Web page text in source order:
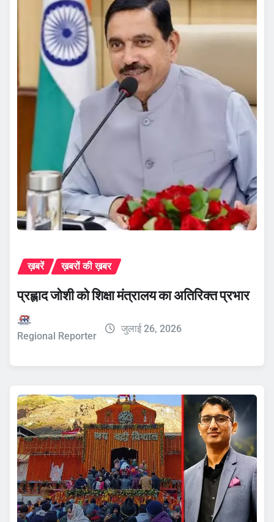
ख़बरें ख़बरों की ख़बर
प्रह्लाद जोशी को शिक्षा मंत्रालय का अतिरिक्त प्रभार
Regional Reporter
जुलाई 26, 2026